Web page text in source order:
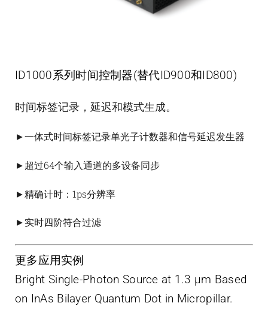
ID1000系列时间控制器(替代ID900和ID800)
时间标签记录，延迟和模式生成。
►一体式时间标签记录单光子计数器和信号延迟发生器
►超过64个输入通道的多设备同步
►精确计时：1ps分辨率
►实时四阶符合过滤
更多应用实例
Bright Single-Photon Source at 1.3 μm Based
on InAs Bilayer Quantum Dot in Micropillar.